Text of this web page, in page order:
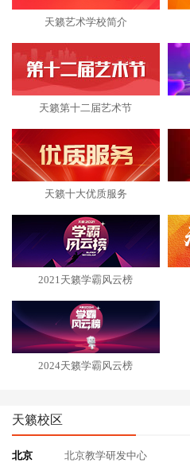
天籁艺术学校简介
天籁第十二届艺术节
天籁十大优质服务
2021天籁学霸风云榜
2024天籁学霸风云榜
天籁校区
北京 北京教学研发中心